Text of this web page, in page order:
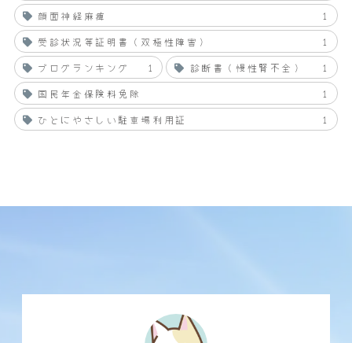
顔面神経麻痺
1
受診状況等証明書（双極性障害）
1
ブログランキング
1 診断書（慢性腎不全）
1
国民年金保険料免除
1
ひとにやさしい駐車場利用証
1